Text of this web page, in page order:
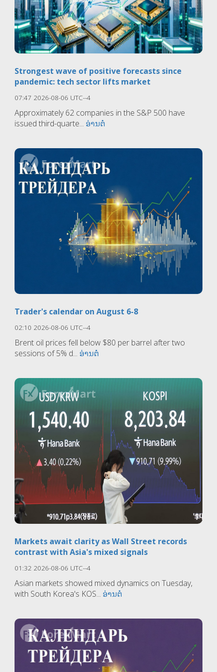
Strongest wave of positive forecasts since
pandemic: tech sector lifts market
07:47 2026-08-06 UTC--4
Approximately 62 companies in the S&P 500 have
issued third-quarte... ອ່ານຕໍ່
Trader's calendar on August 6-8
02:10 2026-08-06 UTC--4
Brent oil prices fell below $80 per barrel after two
sessions of 5% d... ອ່ານຕໍ່
Markets await clarity as Wall Street records
contrast with Asia's mixed signals
01:32 2026-08-06 UTC--4
Asian markets showed mixed dynamics on Tuesday,
with South Korea's KOS... ອ່ານຕໍ່